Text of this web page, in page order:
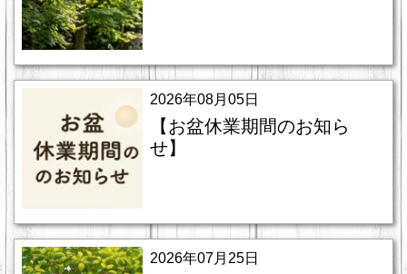
2026年08月05日
【お盆休業期間のお知ら
せ】
2026年07月25日